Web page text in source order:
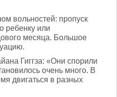
вольностей: пропуск
ребенку или
месяца. Большое
Гиггза: «Они спорили
очень много. В
двигаться в разных